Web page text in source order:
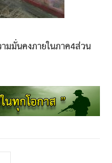
มมั่นคงภายในภาค4ส่วน